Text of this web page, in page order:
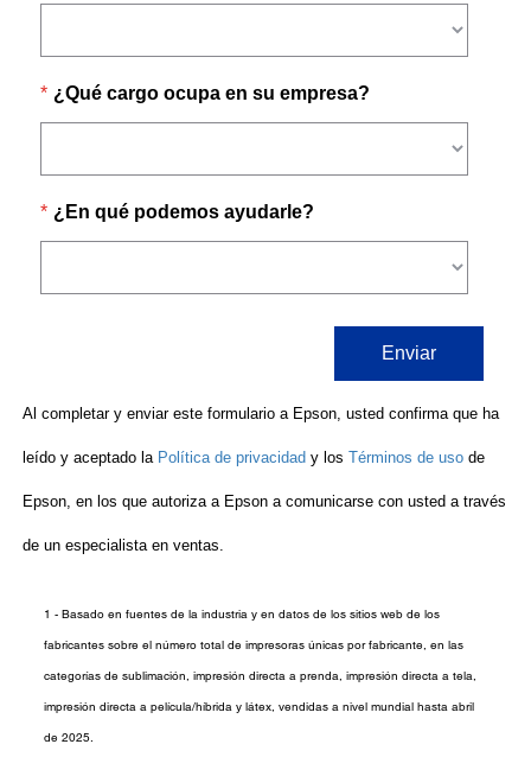
1 -Basado en fuentes de la industria y en datos de los sitios web de los
fabricantes sobre el número total de impresoras únicas por fabricante, en las
categorías de sublimación, impresión directa a prenda, impresión directa a tela,
impresión directa a película/híbrida y látex, vendidas a nivel mundial hasta abril
de 2025.